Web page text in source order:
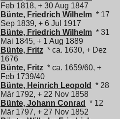
Feb 1818, + 30 Aug 1847
Bünte, Friedrich Wilhelm * 17
Sep 1839, + 6 Jul 1917
Bünte, Friedrich Wilhelm * 31
Mai 1845, + 1 Aug 1889
Bünte, Fritz * ca. 1630, + Dez
1676
Bünte, Fritz * ca. 1659/60, +
Feb 1739/40
Bünte, Heinrich Leopold
* 28
Mär 1792, + 22 Nov 1858
Bünte, Johann Conrad
* 12
Mär 1797, + 27 Nov 1852